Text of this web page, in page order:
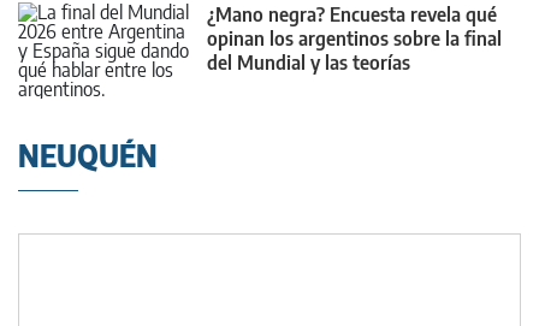
¿Mano negra? Encuesta revela qué
opinan los argentinos sobre la final
del Mundial y las teorías
NEUQUÉN